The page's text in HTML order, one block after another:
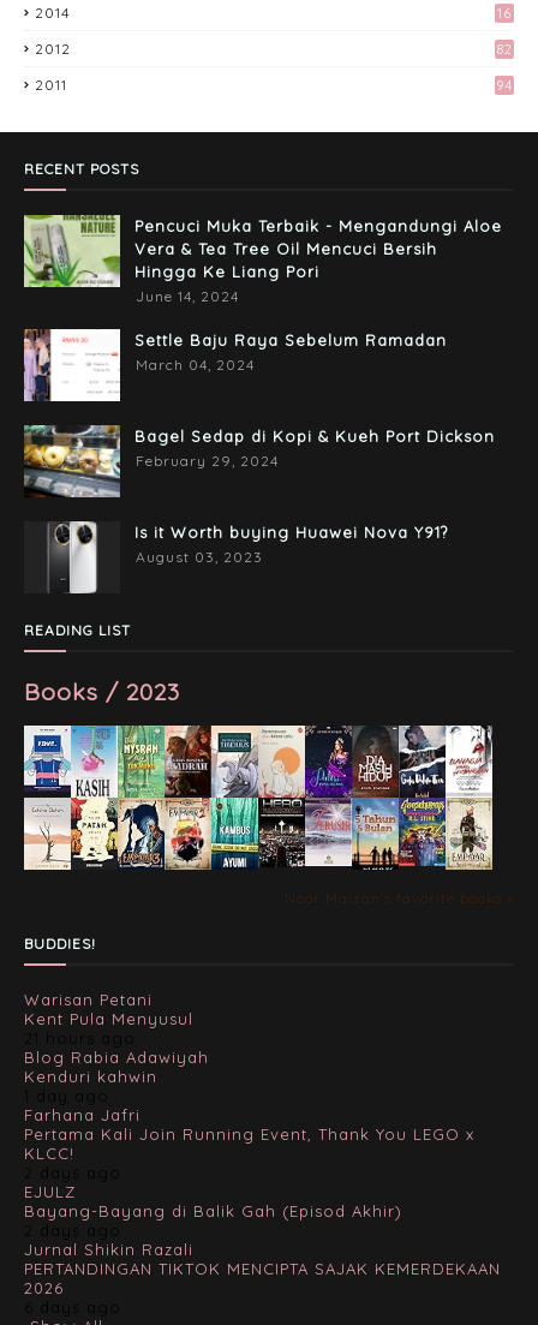
2014 16
2012 82
2011 94
RECENT POSTS
Pencuci Muka Terbaik - Mengandungi Aloe
Vera & Tea Tree Oil Mencuci Bersih
Hingga Ke Liang Pori
June 14, 2024
Settle Baju Raya Sebelum Ramadan
March 04, 2024
Bagel Sedap di Kopi & Kueh Port Dickson
February 29, 2024
Is it Worth buying Huawei Nova Y91?
August 03, 2023
READING LIST
Books / 2023
Noor Maizan's favorite books »
BUDDIES!
Warisan Petani
Kent Pula Menyusul
Blog Rabia Adawiyah
Kenduri kahwin
Farhana Jafri
Pertama Kali Join Running Event, Thank You LEGO x
KLCC!
EJULZ
Bayang-Bayang di Balik Gah (Episod Akhir)
Jurnal Shikin Razali
PERTANDINGAN TIKTOK MENCIPTA SAJAK KEMERDEKAAN
2026